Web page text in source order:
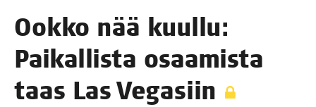
Ook­ko nää kuul­lu:
Pai­kal­lis­ta osaa­mis­ta
taas Las Vegasiin